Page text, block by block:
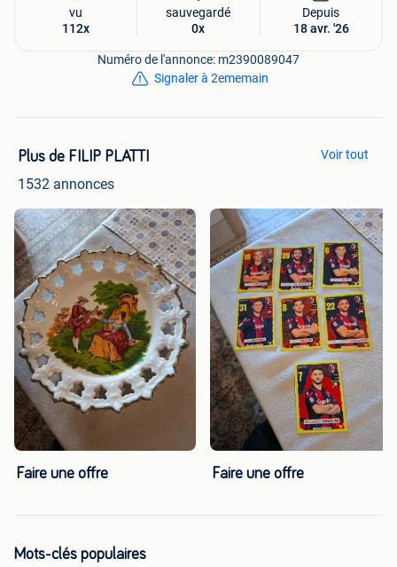
vu
112x
sauvegardé
0x
Depuis
18 avr. '26
Numéro de l'annonce: m2390089047
Signaler à 2ememain
Plus de FILIP PLATTI
1532 annonces
Voir tout
Faire une offre Faire une offre
Mots-clés populaires